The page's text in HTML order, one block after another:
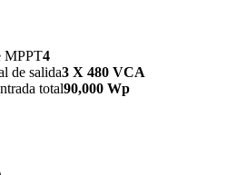
MPPT4
de salida3 X 480 VCA
total90,000 Wp